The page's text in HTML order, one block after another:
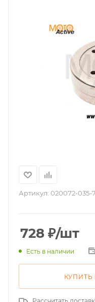
Артикул: 020072-035-
728 ₽/шт
Есть в наличии
КУПИТЬ